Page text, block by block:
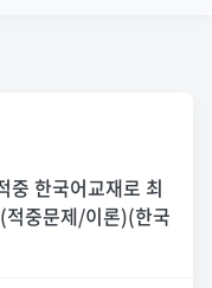
중 한국어교재로 최
중문제/이론)(한국